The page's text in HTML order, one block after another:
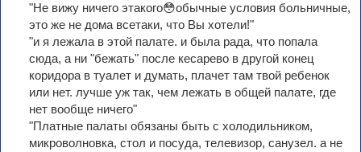
"Не вижу ничего этакого😳обычные условия больничные,
это же не дома всетаки, что Вы хотели!"
"и я лежала в этой палате. и была рада, что попала
сюда, а ни "бежать" после кесарево в другой конец
коридора в туалет и думать, плачет там твой ребенок
или нет. лучше уж так, чем лежать в общей палате, где
нет вообще ничего"
"Платные палаты обязаны быть с холодильником,
микроволновка, стол и посуда, телевизор, санузел. а не